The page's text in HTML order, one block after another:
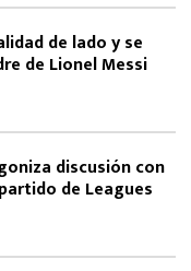
de lado y se
de Lionel Messi
discusión con
de Leagues